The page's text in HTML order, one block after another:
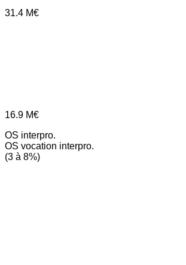
31.4 M€
16.9 M€
OS interpro.
OS vocation interpro.
(3 à 8%)